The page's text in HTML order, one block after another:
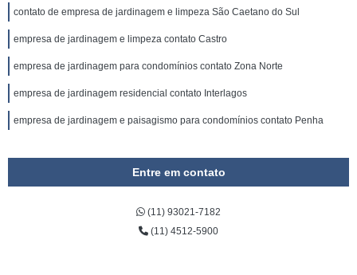
contato de empresa de jardinagem e limpeza São Caetano do Sul
empresa de jardinagem e limpeza contato Castro
empresa de jardinagem para condomínios contato Zona Norte
empresa de jardinagem residencial contato Interlagos
empresa de jardinagem e paisagismo para condomínios contato Penha
Entre em contato
(11) 93021-7182
(11) 4512-5900